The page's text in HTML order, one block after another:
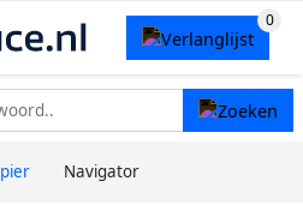
Navigator